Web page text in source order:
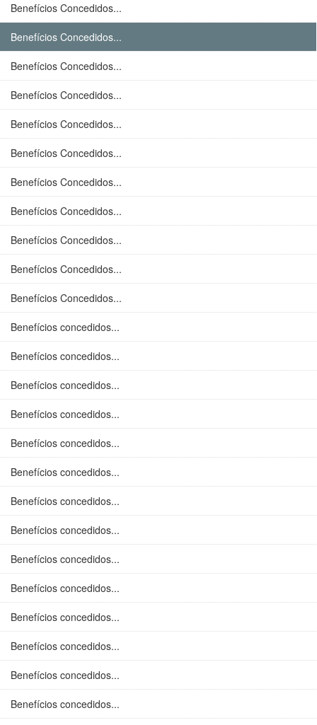
Benefícios Concedidos...
Benefícios Concedidos...
Benefícios Concedidos...
Benefícios Concedidos...
Benefícios Concedidos...
Benefícios Concedidos...
Benefícios Concedidos...
Benefícios Concedidos...
Benefícios Concedidos...
Benefícios Concedidos...
Benefícios Concedidos...
Benefícios concedidos...
Benefícios concedidos...
Benefícios concedidos...
Benefícios concedidos...
Benefícios concedidos...
Benefícios concedidos...
Benefícios concedidos...
Benefícios concedidos...
Benefícios concedidos...
Benefícios concedidos...
Benefícios concedidos...
Benefícios concedidos...
Benefícios concedidos...
Benefícios concedidos...